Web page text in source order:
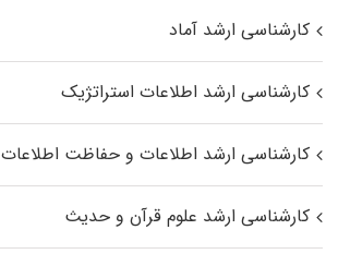
کارشناسی ارشد آماد
کارشناسی ارشد اطلاعات استراتژیک
کارشناسی ارشد اطلاعات و حفاظت اطلاعات
کارشناسی ارشد علوم قرآن و حدیث